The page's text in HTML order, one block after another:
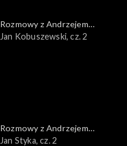
Rozmowy z Andrzejem
Doboszem
Jan Kobuszewski, cz. 2
Rozmowy z Andrzejem
Doboszem
Jan Styka, cz. 2